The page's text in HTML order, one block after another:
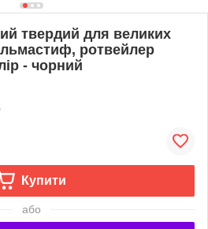
твердий для великих
ротвейлер
- чорний
Купити
або